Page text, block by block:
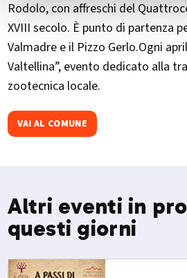
Rodolo, con affreschi del
XVIII secolo. È punto di partenza
Valmadre e il Pizzo Gerlo.Ogni
Valtellina”, evento dedicato alla
zootecnica locale.​
VAI AL COMUNE
Altri eventi in
questi giorni